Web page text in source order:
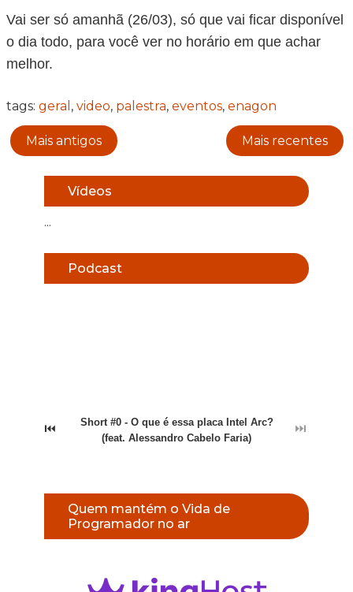
Vai ser só amanhã (26/03), só que vai ficar disponível
o dia todo, para você ver no horário em que achar
melhor.
tags: geral , video, palestra, eventos, enagon
Mais antigos Mais recentes
Vídeos
...
Podcast
⏮
Short #0 - O que é essa placa Intel Arc?
(feat. Alessandro Cabelo Faria)
⏭
Quem mantém o Vida de
Programador no ar